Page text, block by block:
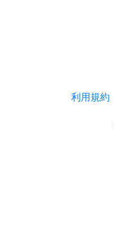
利用規約